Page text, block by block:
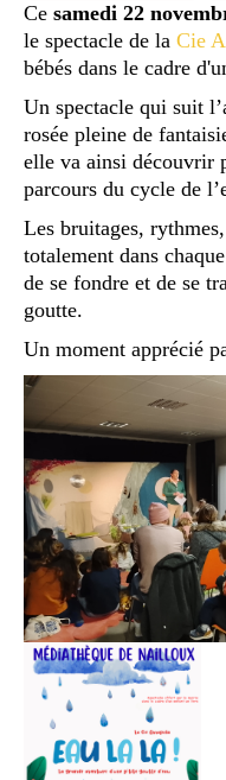
Ce samedi 22
le spectacle de la Cie
bébés dans le cadre
Un spectacle qui suit
rosée pleine de
elle va ainsi découvrir
parcours du cycle de
Les bruitages,
totalement dans
de se fondre et de se
goutte.
Un moment apprécié